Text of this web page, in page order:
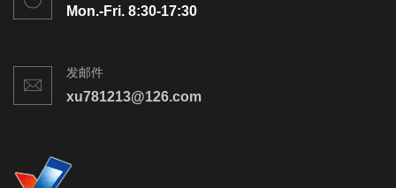
Mon.-Fri. 8:30-17:30
发邮件
xu781213@126.com